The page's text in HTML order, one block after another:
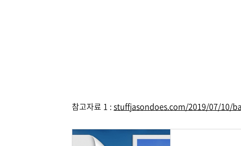
참고자료 1 : stuffjasondoes.com/2019/07/10/